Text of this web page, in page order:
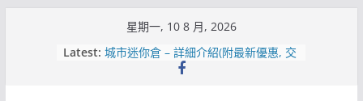
星期一, 10 8 月, 2026
Latest: 城市迷你倉 – 詳細介紹(附最新優惠, 交
通, 價格資訊) 2019-6月更新